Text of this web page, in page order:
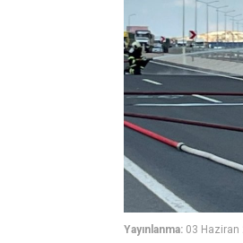
Yayınlanma: 03 Haziran